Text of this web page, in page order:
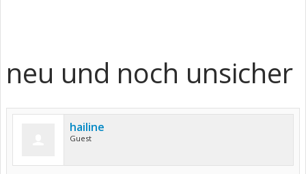
neu und noch unsicher
hailine
Guest